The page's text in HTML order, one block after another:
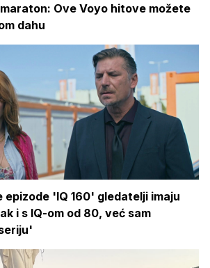
Ove Voyo hitove možete
dahu
epizode 'IQ 160' gledatelji imaju
i s IQ-om od 80, već sam